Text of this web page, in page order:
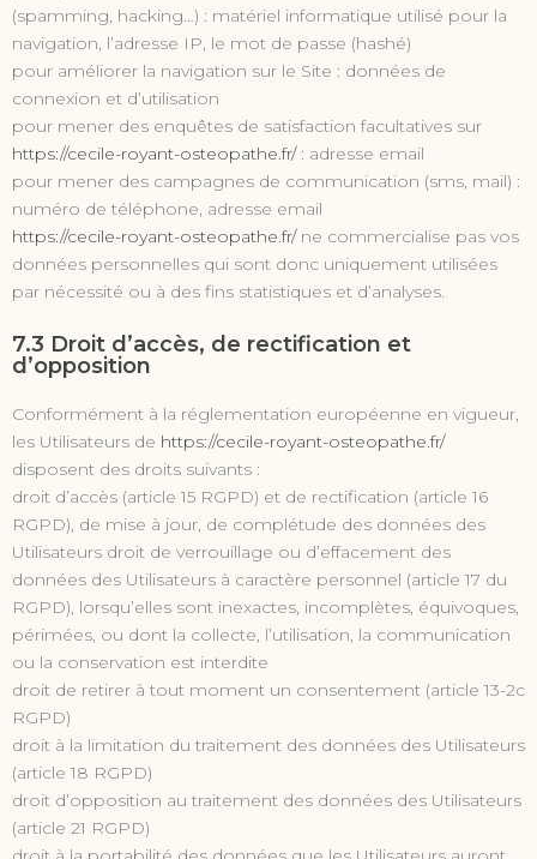
(spamming, hacking…) : matériel informatique utilisé pour la
navigation, l’adresse IP, le mot de passe (hashé)
pour améliorer la navigation sur le Site : données de
connexion et d’utilisation
pour mener des enquêtes de satisfaction facultatives sur
https://cecile-royant-osteopathe.fr/: adresse email
pour mener des campagnes de communication (sms, mail) :
numéro de téléphone, adresse email
https://cecile-royant-osteopathe.fr/ne commercialise pas vos
données personnelles qui sont donc uniquement utilisées
par nécessité ou à des fins statistiques et d’analyses.
7.3 Droit d’accès, de rectification et
d’opposition
Conformément à la réglementation européenne en vigueur,
les Utilisateurs de https://cecile-royant-osteopathe.fr/
disposent des droits suivants :
droit d’accès (article 15 RGPD) et de rectification (article 16
RGPD), de mise à jour, de complétude des données des
Utilisateurs droit de verrouillage ou d’effacement des
données des Utilisateurs à caractère personnel (article 17 du
RGPD), lorsqu’elles sont inexactes, incomplètes, équivoques,
périmées, ou dont la collecte, l’utilisation, la communication
ou la conservation est interdite
droit de retirer à tout moment un consentement (article 13-2c
RGPD)
droit à la limitation du traitement des données des Utilisateurs
(article 18 RGPD)
droit d’opposition au traitement des données des Utilisateurs
(article 21 RGPD)